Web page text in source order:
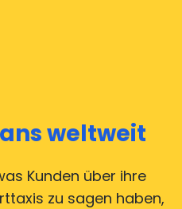
weltweit
Kunden über ihre
zu sagen haben,